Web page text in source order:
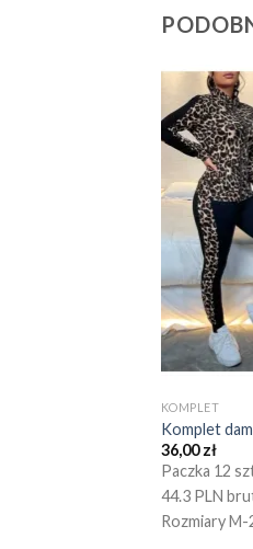
KOMPLET
Komplet
36,00zł
Paczka 12
44.3 PLN
Rozmiary M-